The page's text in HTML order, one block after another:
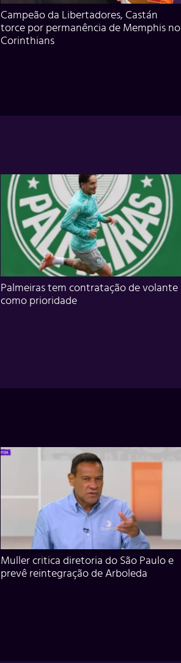
Campeão da Libertadores, Castán
torce por permanência de Memphis no
Corinthians
Palmeiras tem contratação de volante
como prioridade
Muller critica diretoria do São Paulo e
prevê reintegração de Arboleda